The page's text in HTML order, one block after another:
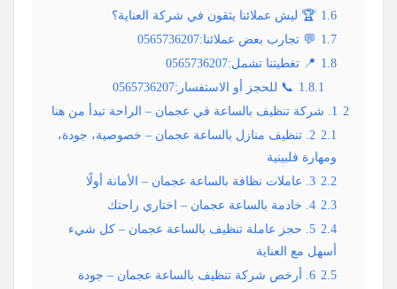
1.6 🏆 ليش عملائنا يثقون في شركة العناية؟
1.7 💬 تجارب بعض عملائنا:0565736207
1.8 📍 تغطيتنا تشمل:0565736207
1.8.1 📞 للحجز أو الاستفسار:0565736207
2 1. شركة تنظيف بالساعة في عجمان – الراحة تبدأ من هنا
2.1
2. تنظيف منازل بالساعة عجمان – خصوصية، جودة،
ومهارة فلبينية
2.2 3. عاملات نظافة بالساعة عجمان – الأمانة أولًا
2.3 4. خادمة بالساعة عجمان – اختاري راحتك
2.4
5. حجز عاملة تنظيف بالساعة عجمان – كل شيء
أسهل مع العناية
2.5
6. أرخص شركة تنظيف بالساعة عجمان – جودة